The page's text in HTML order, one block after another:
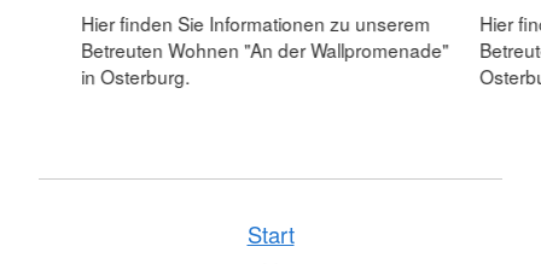
Hier finden Sie Informationen zu unserem
Betreuten Wohnen "An der Wallpromenade"
in Osterburg.
Hier
Start